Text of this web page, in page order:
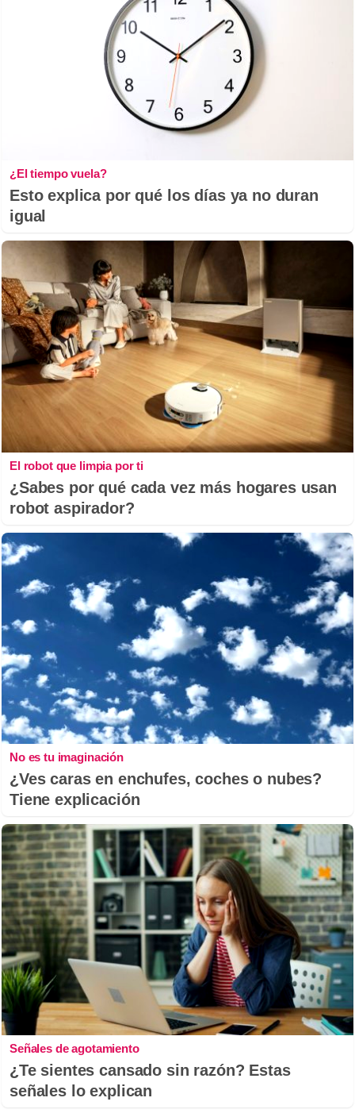
¿El tiempo vuela?
Esto explica por qué los días ya no duran
igual
El robot que limpia por ti
¿Sabes por qué cada vez más hogares usan
robot aspirador?
No es tu imaginación
¿Ves caras en enchufes, coches o nubes?
Tiene explicación
Señales de agotamiento
¿Te sientes cansado sin razón? Estas
señales lo explican